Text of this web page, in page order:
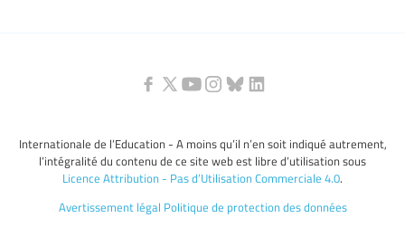
Internationale de l’Education - A moins qu’il n’en soit indiqué autrement,
l’intégralité du contenu de ce site web est libre d’utilisation sous
Licence Attribution - Pas d’Utilisation Commerciale 4.0.
Avertissement légal Politique de protection des données